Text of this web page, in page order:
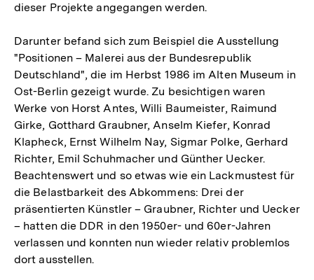
dieser Projekte angegangen werden.
Darunter befand sich zum Beispiel die Ausstellung
"Positionen – Malerei aus der Bundesrepublik
Deutschland", die im Herbst 1986 im Alten Museum in
Ost-Berlin gezeigt wurde. Zu besichtigen waren
Werke von Horst Antes, Willi Baumeister, Raimund
Girke, Gotthard Graubner, Anselm Kiefer, Konrad
Klapheck, Ernst Wilhelm Nay, Sigmar Polke, Gerhard
Richter, Emil Schuhmacher und Günther Uecker.
Beachtenswert und so etwas wie ein Lackmustest für
die Belastbarkeit des Abkommens: Drei der
präsentierten Künstler – Graubner, Richter und Uecker
– hatten die DDR in den 1950er- und 60er-Jahren
verlassen und konnten nun wieder relativ problemlos
dort ausstellen.